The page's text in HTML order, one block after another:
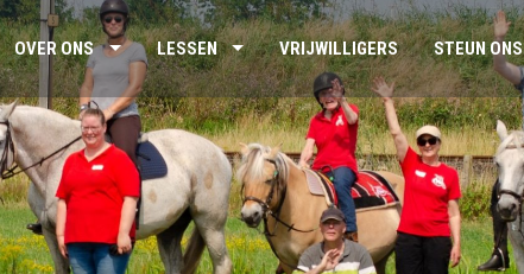
OVER ONS LESSEN VRIJWILLIGERS STEUN ONS